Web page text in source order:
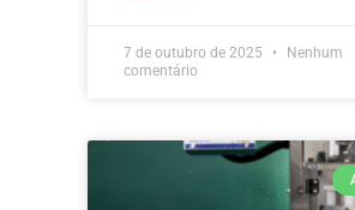
7 de outubro de 2025
Nenhum
comentário